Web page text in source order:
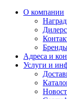
О компании
Адреса и
Услуги и